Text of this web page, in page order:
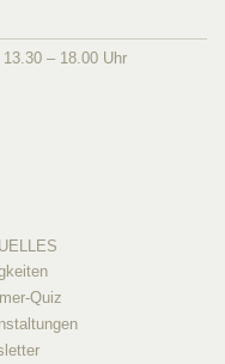
– 18.00 Uhr
Quiz